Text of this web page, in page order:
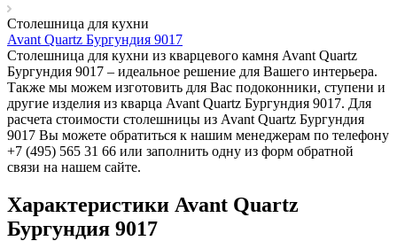
Столешница для кухни
Avant Quartz Бургундия 9017
Столешница для кухни из кварцевого камня Avant Quartz
Бургундия 9017 – идеальное решение для Вашего интерьера.
Также мы можем изготовить для Вас подоконники, ступени и
другие изделия из кварца Avant Quartz Бургундия 9017. Для
расчета стоимости столешницы из Avant Quartz Бургундия
9017 Вы можете обратиться к нашим менеджерам по телефону
+7 (495) 565 31 66 или заполнить одну из форм обратной
связи на нашем сайте.
Характеристики Avant Quartz
Бургундия 9017